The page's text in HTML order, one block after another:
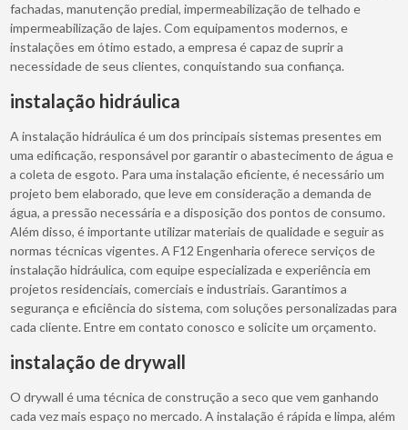
fachadas, manutenção predial, impermeabilização de telhado e
impermeabilização de lajes. Com equipamentos modernos, e
instalações em ótimo estado, a empresa é capaz de suprir a
necessidade de seus clientes, conquistando sua confiança.
instalação hidráulica
A instalação hidráulica é um dos principais sistemas presentes em
uma edificação, responsável por garantir o abastecimento de água e
a coleta de esgoto. Para uma instalação eficiente, é necessário um
projeto bem elaborado, que leve em consideração a demanda de
água, a pressão necessária e a disposição dos pontos de consumo.
Além disso, é importante utilizar materiais de qualidade e seguir as
normas técnicas vigentes. A F12 Engenharia oferece serviços de
instalação hidráulica, com equipe especializada e experiência em
projetos residenciais, comerciais e industriais. Garantimos a
segurança e eficiência do sistema, com soluções personalizadas para
cada cliente. Entre em contato conosco e solicite um orçamento.
instalação de drywall
O drywall é uma técnica de construção a seco que vem ganhando
cada vez mais espaço no mercado. A instalação é rápida e limpa, além